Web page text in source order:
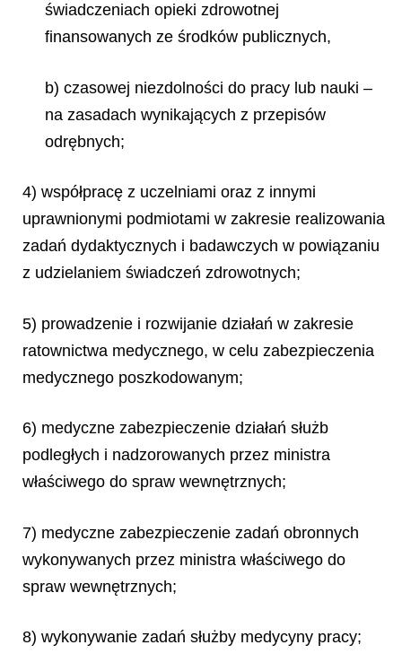
świadczeniach opieki zdrowotnej
finansowanych ze środków publicznych,
b) czasowej niezdolności do pracy lub nauki –
na zasadach wynikających z przepisów
odrębnych;
4) współpracę z uczelniami oraz z innymi
uprawnionymi podmiotami w zakresie realizowania
zadań dydaktycznych i badawczych w powiązaniu
z udzielaniem świadczeń zdrowotnych;
5) prowadzenie i rozwijanie działań w zakresie
ratownictwa medycznego, w celu zabezpieczenia
medycznego poszkodowanym;
6) medyczne zabezpieczenie działań służb
podległych i nadzorowanych przez ministra
właściwego do spraw wewnętrznych;
7) medyczne zabezpieczenie zadań obronnych
wykonywanych przez ministra właściwego do
spraw wewnętrznych;
8) wykonywanie zadań służby medycyny pracy;